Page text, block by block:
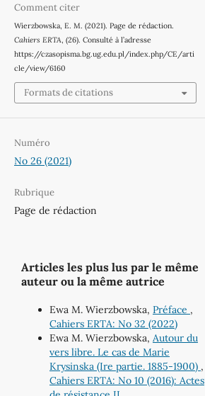
Comment citer
Wierzbowska, E. M. (2021). Page de rédaction.
Cahiers ERTA , (26). Consulté à l’adresse
https://czasopisma.bg.ug.edu.pl/index.php/CE/arti
cle/view/6160
Formats de citations
Numéro
No 26 (2021)
Rubrique
Page de rédaction
Articles les plus lus par le même
auteur ou la même autrice
Ewa M. Wierzbowska, Préface ,
Cahiers ERTA: No 32 (2022)
Ewa M. Wierzbowska, Autour du
vers libre. Le cas de Marie
Krysinska (Ire partie. 1885-1900) ,
Cahiers ERTA: No 10 (2016): Actes